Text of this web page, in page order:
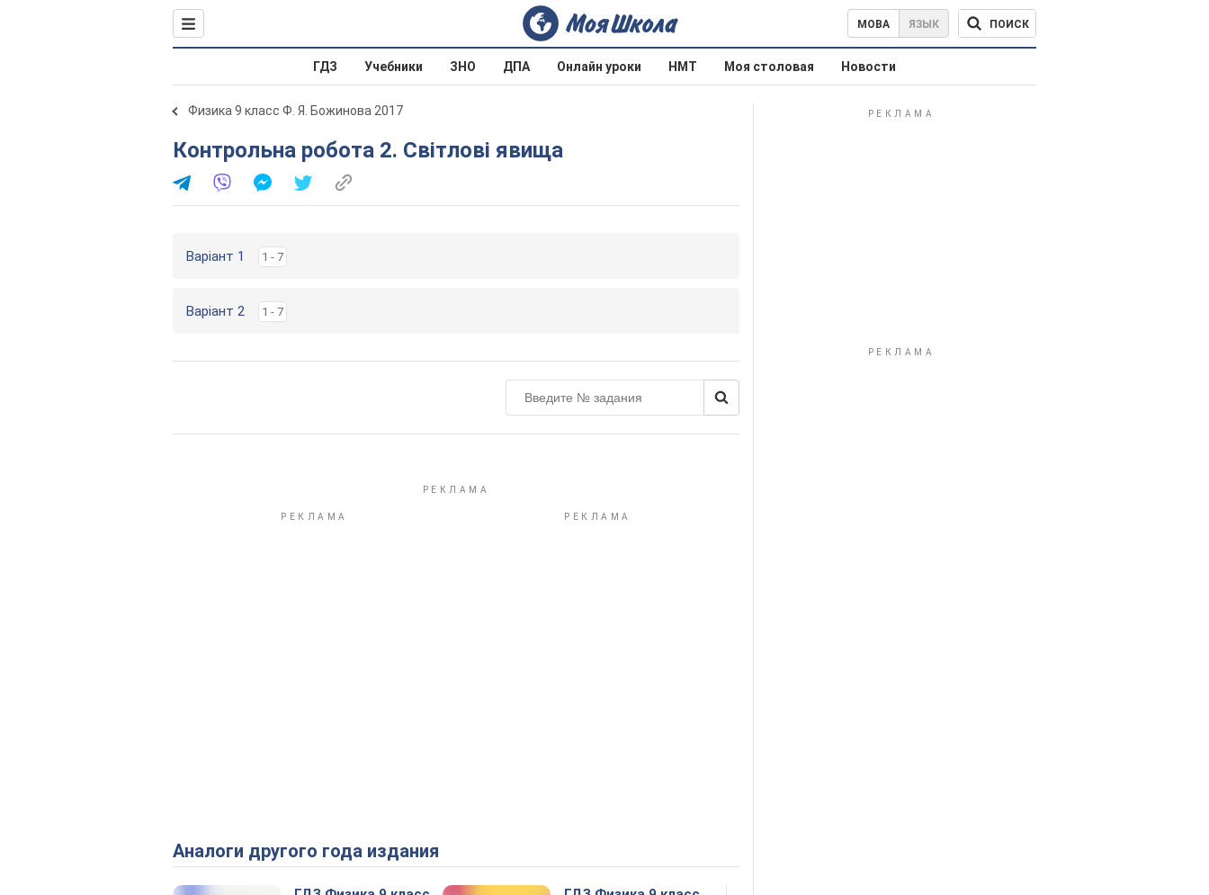
МОВА ЯЗЫК ПОИСК
ГДЗ Учебники ЗНО ДПА Онлайн уроки НМТ Моя столовая Новости
Физика 9 класс Ф. Я. Божинова 2017
Контрольна робота 2. Світлові явища
Варіант 1 1 - 7
Варіант 2 1 - 7
Аналоги другого года издания